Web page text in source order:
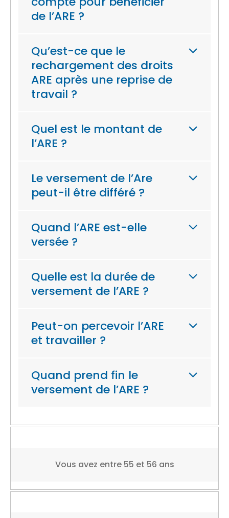
de l’ARE ?
Qu’est-ce que le
rechargement des droits
ARE après une reprise de
travail ?
Quel est le montant de
l’ARE ?
Le versement de l’Are
peut-il être différé ?
Quand l’ARE est-elle
versée ?
Quelle est la durée de
versement de l’ARE ?
Peut-on percevoir l’ARE
et travailler ?
Quand prend fin le
versement de l’ARE ?
Vous avez entre 55 et 56 ans